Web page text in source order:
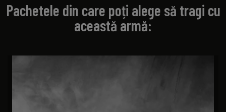
Pachetele din care poți alege să tragi cu
această armă: